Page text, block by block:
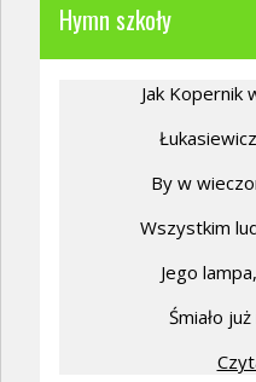
Hymn szkoły
Jak Kopernik
By w
Wszystkim
Jego
Śmiało